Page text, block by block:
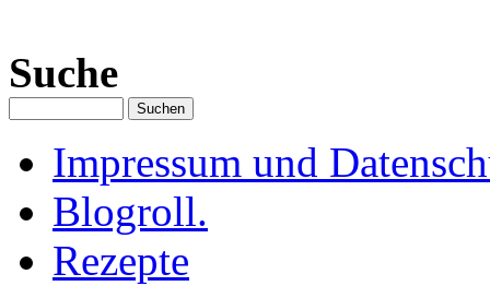
Suche
Impressum und
Blogroll.
Rezepte